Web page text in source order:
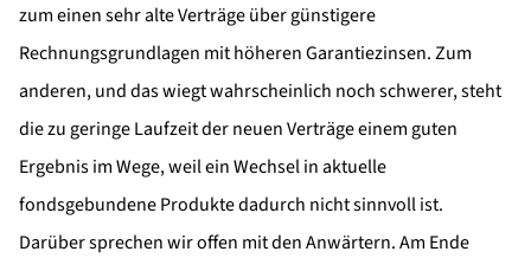
zum einen sehr alte Verträge über günstigere
Rechnungsgrundlagen mit höheren Garantiezinsen. Zum
anderen, und das wiegt wahrscheinlich noch schwerer, steht
die zu geringe Laufzeit der neuen Verträge einem guten
Ergebnis im Wege, weil ein Wechsel in aktuelle
fondsgebundene Produkte dadurch nicht sinnvoll ist.
Darüber sprechen wir offen mit den Anwärtern. Am Ende